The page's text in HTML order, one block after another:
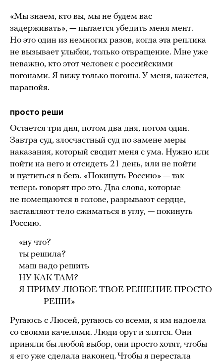
«Мы знаем, кто вы, мы не будем вас
задерживать», — пытается убедить меня мент.
Но это один из немногих разов, когда эта реплика
не вызывает улыбки, только отвращение. Мне уже
неважно, кто этот человек с российскими
погонами. Я вижу только погоны. У меня, кажется,
паранойя.
просто реши
Остается три дня, потом два дня, потом один.
Завтра суд, злосчастный суд по замене меры
наказания, который сводит меня с ума. Нужно или
пойти на него и отсидеть 21 день, или не пойти
и пуститься в бега. «Покинуть Россию» — так
теперь говорят про это. Два слова, которые
не помещаются в голове, разрывают сердце,
заставляют тело сжиматься в углу, — покинуть
Россию.
«ну что?
ты решила?
маш надо решить
НУ КАК ТАМ?
Я ПРИМУ ЛЮБОЕ ТВОЕ РЕШЕНИЕ ПРОСТО
РЕШИ»
Ругаюсь с Люсей, ругаюсь со всеми, я им надоела
со своими качелями. Люди орут и злятся. Они
приняли бы любой выбор, они просто хотят, чтобы
я его уже сделала наконец. Чтобы я перестала